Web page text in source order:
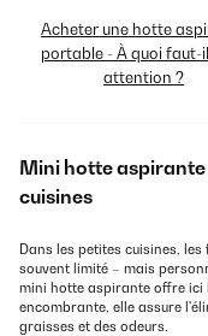
Acheter une hotte
portable - À quoi faut-
attention ?
Mini hotte
cuisines
Dans les petites cuisines,
souvent limité – mais
mini hotte aspirante offre ici
encombrante, elle assure
graisses et des odeurs.